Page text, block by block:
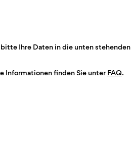
Ihre Daten in die unten stehenden
Informationen finden Sie unter FAQ.